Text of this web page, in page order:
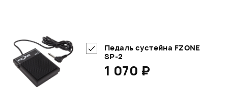
Педаль сустейна FZONE
SP-2
1 070 ₽